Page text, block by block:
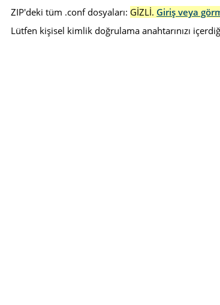
ZIP'deki tüm .conf dosyaları: GİZLİ. Giriş veya
Lütfen kişisel kimlik doğrulama anahtarınızı